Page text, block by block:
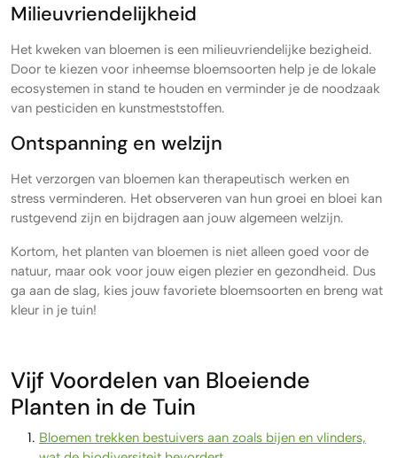
Milieuvriendelijkheid
Het kweken van bloemen is een milieuvriendelijke bezigheid.
Door te kiezen voor inheemse bloemsoorten help je de lokale
ecosystemen in stand te houden en verminder je de noodzaak
van pesticiden en kunstmeststoffen.
Ontspanning en welzijn
Het verzorgen van bloemen kan therapeutisch werken en
stress verminderen. Het observeren van hun groei en bloei kan
rustgevend zijn en bijdragen aan jouw algemeen welzijn.
Kortom, het planten van bloemen is niet alleen goed voor de
natuur, maar ook voor jouw eigen plezier en gezondheid. Dus
ga aan de slag, kies jouw favoriete bloemsoorten en breng wat
kleur in je tuin!
Vijf Voordelen van Bloeiende
Planten in de Tuin
Bloemen trekken bestuivers aan zoals bijen en vlinders,